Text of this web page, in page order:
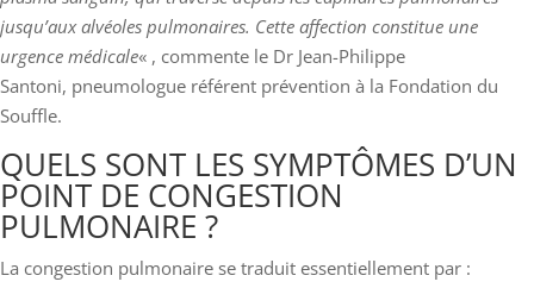
jusqu’aux alvéoles pulmonaires. Cette affection constitue une
urgence médicale« , commente le Dr Jean-Philippe
Santoni, pneumologue référent prévention à la Fondation du
Souffle.
QUELS SONT LES SYMPTÔMES D’UN
POINT DE CONGESTION
PULMONAIRE ?
La congestion pulmonaire se traduit essentiellement par :